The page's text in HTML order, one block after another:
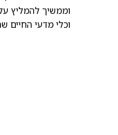
וכלי מדעי החיים